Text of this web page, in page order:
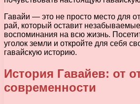
Гавайи — это не просто место для
рай, который оставит
воспоминания на всю жизнь.
уголок земли и откройте для себя
гавайскую историю.
История Гавайев: от
современности